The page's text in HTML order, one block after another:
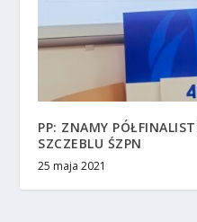
PP: ZNAMY
SZCZEBLU ŚZPN
25 maja 2021